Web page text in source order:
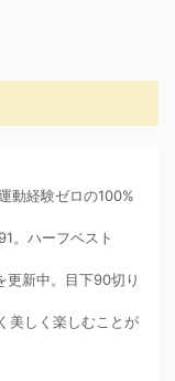
動経験ゼロの100%
。ハーフベスト
更新中。目下90切り
美しく楽しむことが